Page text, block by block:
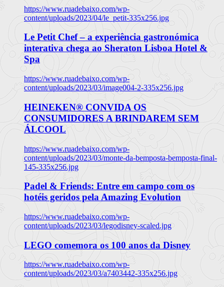
https://www.ruadebaixo.com/wp-
content/uploads/2023/04/le_petit-335x256.jpg
Le Petit Chef – a experiência gastronómica
interativa chega ao Sheraton Lisboa Hotel &
Spa
https://www.ruadebaixo.com/wp-
content/uploads/2023/03/image004-2-335x256.jpg
HEINEKEN® CONVIDA OS
CONSUMIDORES A BRINDAREM SEM
ÁLCOOL
https://www.ruadebaixo.com/wp-
content/uploads/2023/03/monte-da-bemposta-bemposta-final-
145-335x256.jpg
Padel & Friends: Entre em campo com os
hotéis geridos pela Amazing Evolution
https://www.ruadebaixo.com/wp-
content/uploads/2023/03/legodisney-scaled.jpg
LEGO comemora os 100 anos da Disney
https://www.ruadebaixo.com/wp-
content/uploads/2023/03/a7403442-335x256.jpg